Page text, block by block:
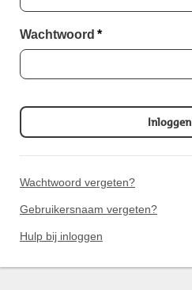
Wachtwoord *
Inloggen
Wachtwoord vergeten?
Gebruikersnaam vergeten?
Hulp bij inloggen